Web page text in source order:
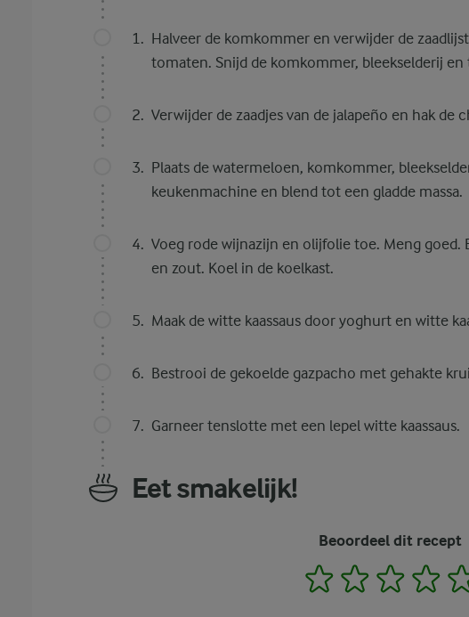
Halveer de komkommer en verwijder de
tomaten. Snijd de komkommer, bleekselderij
Verwijder de zaadjes van de jalapeño en hak de
Plaats de watermeloen, komkommer,
keukenmachine en blend tot een gladde massa.
Voeg rode wijnazijn en olijfolie toe. Meng goed.
en zout. Koel in de koelkast.
Maak de witte kaassaus door yoghurt en witte
Bestrooi de gekoelde gazpacho met gehakte
Garneer tenslotte met een lepel witte kaassaus.
Eet smakelijk!
Beoordeel dit recept
1 2 3 4